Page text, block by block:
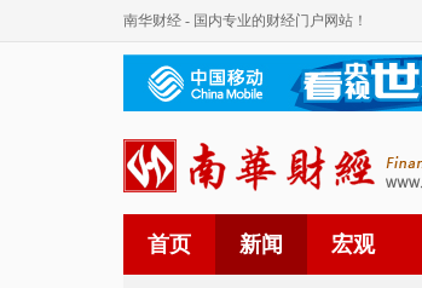
南华财经 - 国内专业的财经门户网站！
首页 新闻 宏观